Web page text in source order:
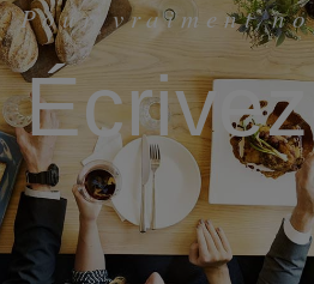
Pour vraiment